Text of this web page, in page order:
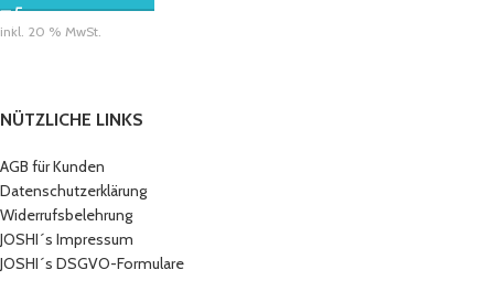
inkl. 20 % MwSt.
NÜTZLICHE LINKS
AGB für Kunden
Datenschutzerklärung
Widerrufsbelehrung
JOSHI´s Impressum
JOSHI´s DSGVO-Formulare